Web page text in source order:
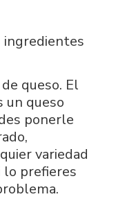
ingredientes
queso. El
un queso
ponerle
variedad
lo prefieres